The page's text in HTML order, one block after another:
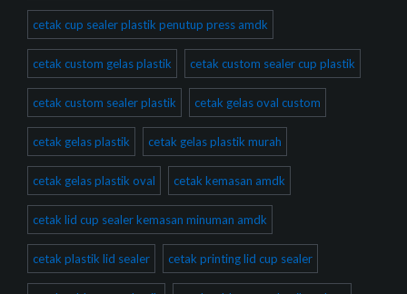
cetak cup sealer plastik penutup press amdk
cetak custom gelas plastik cetak custom sealer cup plastik
cetak custom sealer plastik cetak gelas oval custom
cetak gelas plastik cetak gelas plastik murah
cetak gelas plastik oval cetak kemasan amdk
cetak lid cup sealer kemasan minuman amdk
cetak plastik lid sealer cetak printing lid cup sealer